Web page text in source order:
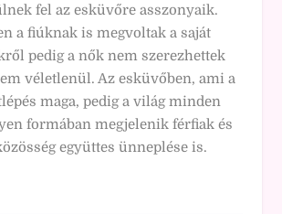
fel az esküvőre asszonyaik.
a fiúknak is megvoltak a saját
pedig a nők nem szerezhettek
véletlenül. Az esküvőben, ami a
maga, pedig a világ minden
formában megjelenik férfiak és
együttes ünneplése is.